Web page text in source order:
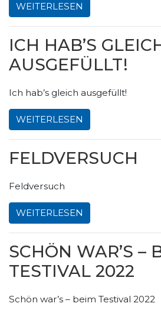
WEITERLESEN
ICH HAB’S
AUSGEFÜLLT!
Ich hab’s gleich ausgefüllt!
WEITERLESEN
FELDVERSUCH
Feldversuch
WEITERLESEN
SCHÖN WAR’S –
TESTIVAL 2022
Schön war’s – beim Testival 2022